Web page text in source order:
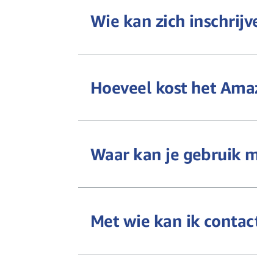
Wie kan zich
Hoeveel kost het
Waar kan je gebruik
Met wie kan ik